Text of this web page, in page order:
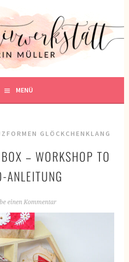
MENÜ
GLÖCKCHENKLANG
– WORKSHOP TO
einen Kommentar